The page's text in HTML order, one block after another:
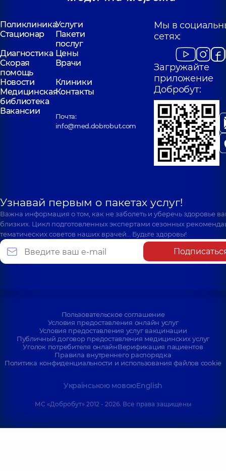
ПоликлиникаУслуги
Стационар
Пакети
послуг
Диагностика Цены
Скорая
помощь
Врачи
Новости
Клиники
Медицинская
библиотека
Контакты
Вакансии
Почта:
info@med.dobrobut.com
Мы в
сетях:
Загружайте
приложение
Добробут:
Узнавай первым о пакетах услуг!
Важна информация о том, как не заболеть и уберечь здоровье
близких. Цикл подготовленных экспертами сезонных
тематических советов наших врачей… Будьте здоровы!
Пользовательское соглашение
Условия предоставления онлайн услуг
Условия предоставления услуг вакцинации
Публичный договор предоставления медицинских услуг
Уголок потребителя онлайнВерификация пациентов
Правила внутреннего распорядка
Политика конфиденциальности и использования файлов cookie
Українською мовоюEnglish
МС «Добробут» 2012 - 2026. Все права защищены